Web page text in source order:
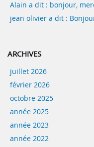
Alain a dit : bonjour,
jean olivier a dit :
ARCHIVES
juillet 2026
février 2026
octobre 2025
année 2025
année 2023
année 2022